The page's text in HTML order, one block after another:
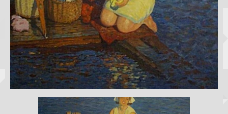
Копировать
Волга и
левый берег
Время
года на
картине
Зима
Весна